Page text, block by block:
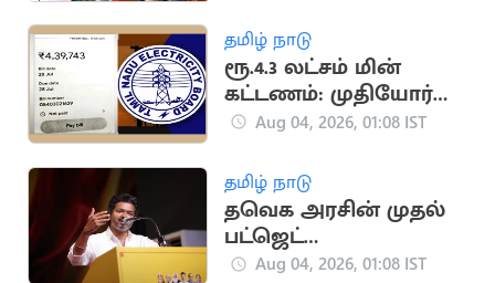
தமிழ் நாடு
ரூ.4.3 லட்சம் மின்
கட்டணம்: முதியோர்
இல்ல நிர்வாகிகளுக்கு
Aug 04, 2026, 01:08 IST
தமிழ் நாடு
தவெக அரசின் முதல்
பட்ஜெட்
ஆலோசனைக் கூட்டம்
Aug 04, 2026, 01:08 IST